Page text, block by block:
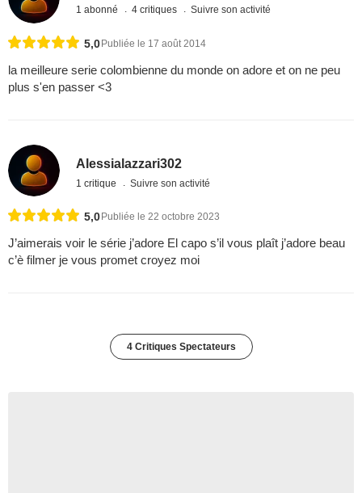
1 abonné 4 critiques Suivre son activité
5,0 Publiée le 17 août 2014
la meilleure serie colombienne du monde on adore et on ne peu
plus s'en passer <3
Alessialazzari302
1 critique Suivre son activité
5,0 Publiée le 22 octobre 2023
J’aimerais voir le série j’adore El capo s’il vous plaît j’adore beau
c’è filmer je vous promet croyez moi
4 Critiques Spectateurs